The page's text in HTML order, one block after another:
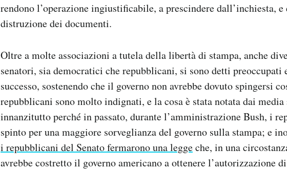
rendono l’operazione ingiustificabile, a prescindere dall’inchiesta, e
distruzione dei documenti.
Oltre a molte associazioni a tutela della libertà di stampa, anche
senatori, sia democratici che repubblicani, si sono detti preoccupati
successo, sostenendo che il governo non avrebbe dovuto spingersi
repubblicani sono molto indignati, e la cosa è stata notata dai
innanzitutto perché in passato, durante l’amministrazione Bush, i
spinto per una maggiore sorveglianza del governo sulla stampa; e
i repubblicani del Senato fermarono una leggeche, in una
avrebbe costretto il governo americano a ottenere l’autorizzazione